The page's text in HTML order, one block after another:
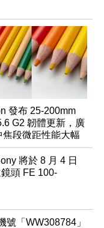
發布 25-200mm
G2 韌體更新，廣
焦段微距性能大幅
將於 8 月 4 日
頭 FE 100-
號「WW308784」